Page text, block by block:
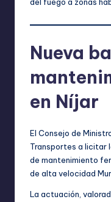
Nueva
en Níjar
El Consejo de
Transportes a licitar
de mantenimiento
de alta velocidad
La actuación,